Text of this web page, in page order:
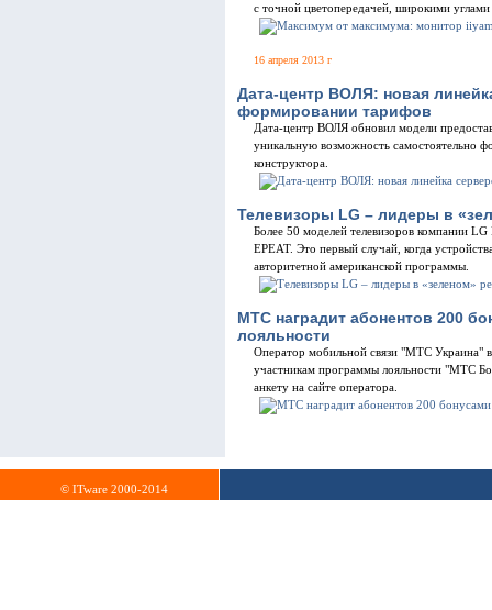
с точной цветопередачей, широкими
16 апреля 2013 г
Дата-центр ВОЛЯ: новая
формировании тарифов
Дата-центр ВОЛЯ обновил модели
уникальную возможность самостоятельно
конструктора.
Телевизоры LG – лидеры в
Более 50 моделей телевизоров компании
ЕРЕАТ. Это первый случай, когда
авторитетной американской программы.
МТС наградит абонентов 200
лояльности
Оператор мобильной связи "МТС Украина"
участникам программы лояльности "МТС
анкету на сайте оператора.
© ITware 2000-2014